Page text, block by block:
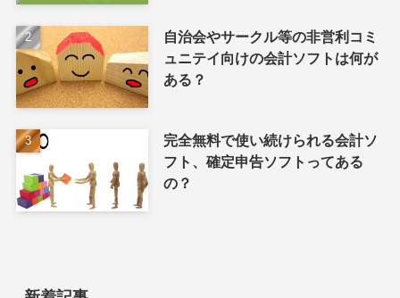
自治会やサークル等の非営利コミ
ュニテイ向けの会計ソフトは何が
ある？
完全無料で使い続けられる会計ソ
フト、確定申告ソフトってある
の？